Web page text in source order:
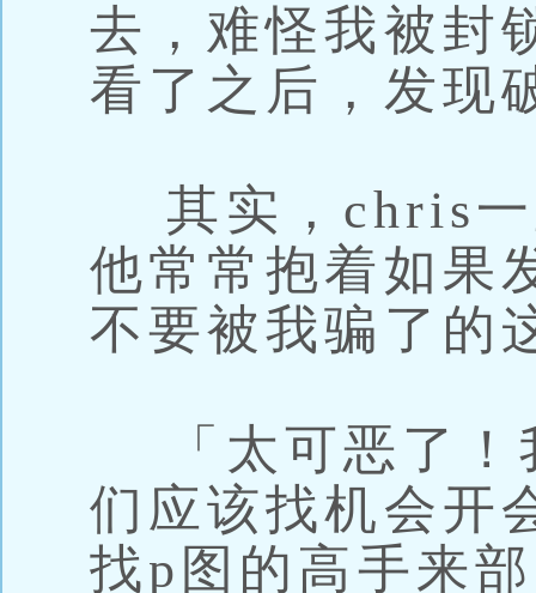
去，难怪我被
看了之后，发现
其实，chris一
他常常抱着如果
不要被我骗了的
「太可恶了！
们应该找机会开
找p图的高手来